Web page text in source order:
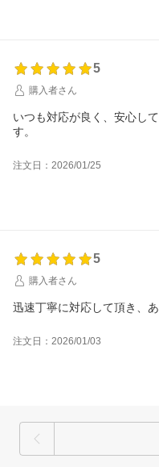
5
購入者さん
いつも対応が良く、安心し
注文日：2026/01/25
5
購入者さん
迅速丁寧に対応して頂き、
注文日：2026/01/03